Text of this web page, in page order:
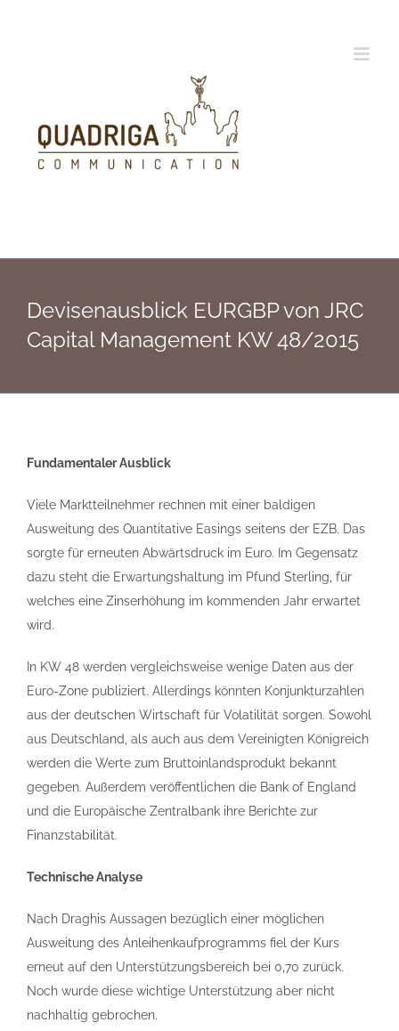
Devisenausblick EURGBP von JRC
Capital Management KW 48/2015
Fundamentaler Ausblick
Viele Marktteilnehmer rechnen mit einer baldigen
Ausweitung des Quantitative Easings seitens der EZB. Das
sorgte für erneuten Abwärtsdruck im Euro. Im Gegensatz
dazu steht die Erwartungshaltung im Pfund Sterling, für
welches eine Zinserhöhung im kommenden Jahr erwartet
wird.
In KW 48 werden vergleichsweise wenige Daten aus der
Euro-Zone publiziert. Allerdings könnten Konjunkturzahlen
aus der deutschen Wirtschaft für Volatilität sorgen. Sowohl
aus Deutschland, als auch aus dem Vereinigten Königreich
werden die Werte zum Bruttoinlandsprodukt bekannt
gegeben. Außerdem veröffentlichen die Bank of England
und die Europäische Zentralbank ihre Berichte zur
Finanzstabilität.
Technische Analyse
Nach Draghis Aussagen bezüglich einer möglichen
Ausweitung des Anleihenkaufprogramms fiel der Kurs
erneut auf den Unterstützungsbereich bei 0,70 zurück.
Noch wurde diese wichtige Unterstützung aber nicht
nachhaltig gebrochen.